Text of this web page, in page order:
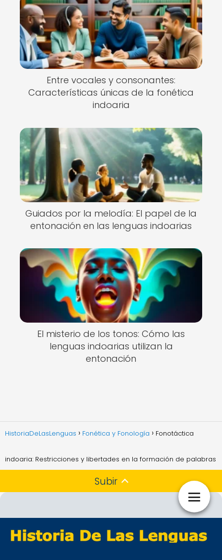
Entre vocales y consonantes:
Características únicas de la fonética
indoaria
Guiados por la melodía: El papel de la
entonación en las lenguas indoarias
El misterio de los tonos: Cómo las
lenguas indoarias utilizan la
entonación
HistoriaDeLasLenguas Fonética y Fonología Fonotáctica
indoaria: Restricciones y libertades en la formación de palabras
Subir